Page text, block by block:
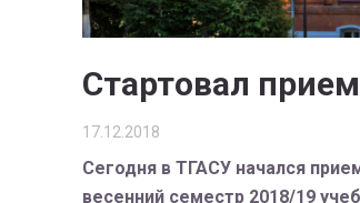
Стартовал
17.12.2018
Сегодня в ТГАСУ начался
весенний семестр 2018/19